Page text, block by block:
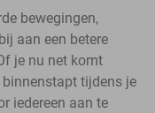
bewegingen,
aan een betere
je nu net komt
tijdens je
iedereen aan te